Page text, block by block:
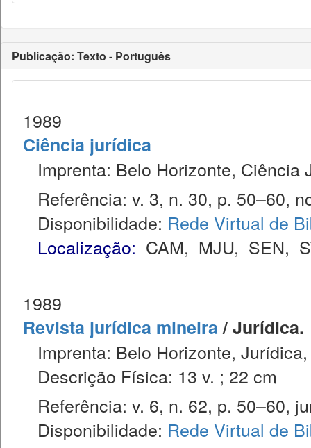
Publicação: Texto - Português
1989
Ciência jurídica
Imprenta: Belo Horizonte, Ciência
Referência: v. 3, n. 30, p. 50–60,
Disponibilidade: Rede Virtual de
Localização: CAM, MJU, SEN,
1989
Revista jurídica mineira/ Jurídica.
Imprenta: Belo Horizonte,
Descrição Física: 13 v. ; 22 cm
Referência: v. 6, n. 62, p. 50–60,
Disponibilidade: Rede Virtual de